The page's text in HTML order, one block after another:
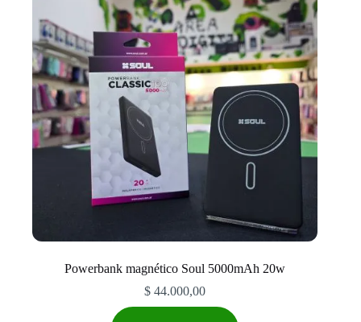
Powerbank magnético Soul 5000mAh 20w
$ 44.000,00